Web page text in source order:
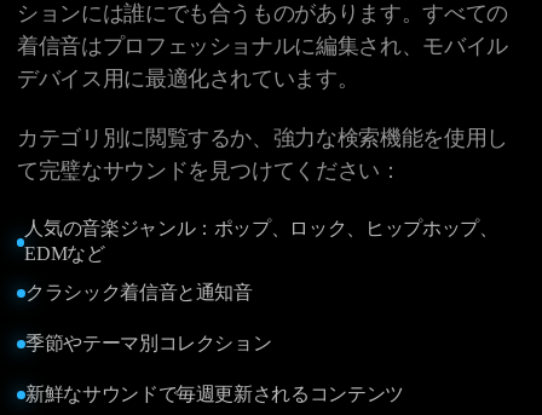
ションには誰にでも合うものがあります。すべての
着信音はプロフェッショナルに編集され、モバイル
デバイス用に最適化されています。
カテゴリ別に閲覧するか、強力な検索機能を使用し
て完璧なサウンドを見つけてください：
人気の音楽ジャンル：ポップ、ロック、ヒップホップ、
EDMなど
クラシック着信音と通知音
季節やテーマ別コレクション
新鮮なサウンドで毎週更新されるコンテンツ